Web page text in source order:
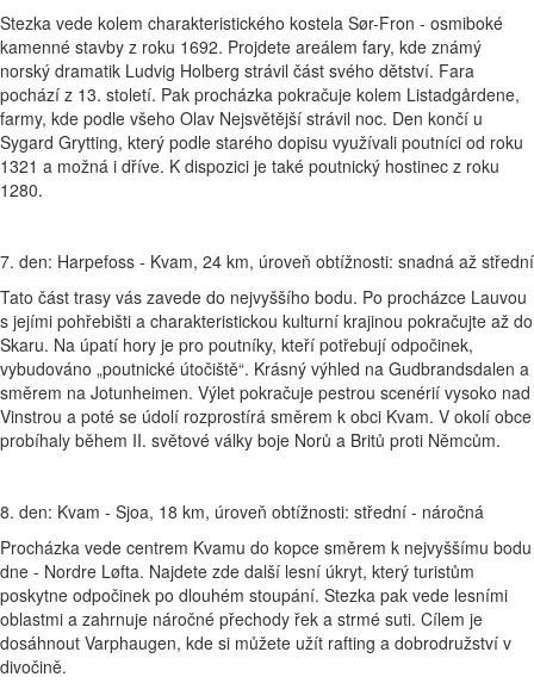
Stezka vede kolem charakteristického kostela Sør-Fron - osmiboké
kamenné stavby z roku 1692. Projdete areálem fary, kde známý
norský dramatik Ludvig Holberg strávil část svého dětství. Fara
pochází z 13. století. Pak procházka pokračuje kolem Listadgårdene,
farmy, kde podle všeho Olav Nejsvětější strávil noc. Den končí u
Sygard Grytting, který podle starého dopisu využívali poutníci od roku
1321 a možná i dříve. K dispozici je také poutnický hostinec z roku
1280.
7. den: Harpefoss - Kvam, 24 km, úroveň obtížnosti: snadná až střední
Tato část trasy vás zavede do nejvyššího bodu. Po procházce Lauvou
s jejími pohřebišti a charakteristickou kulturní krajinou pokračujte až do
Skaru. Na úpatí hory je pro poutníky, kteří potřebují odpočinek,
vybudováno „poutnické útočiště“. Krásný výhled na Gudbrandsdalen a
směrem na Jotunheimen. Výlet pokračuje pestrou scenérií vysoko nad
Vinstrou a poté se údolí rozprostírá směrem k obci Kvam. V okolí obce
probíhaly během II. světové války boje Norů a Britů proti Němcům.
8. den: Kvam - Sjoa, 18 km, úroveň obtížnosti: střední - náročná
Procházka vede centrem Kvamu do kopce směrem k nejvyššímu bodu
dne - Nordre Løfta. Najdete zde další lesní úkryt, který turistům
poskytne odpočinek po dlouhém stoupání. Stezka pak vede lesními
oblastmi a zahrnuje náročné přechody řek a strmé suti. Cílem je
dosáhnout Varphaugen, kde si můžete užít rafting a dobrodružství v
divočině.